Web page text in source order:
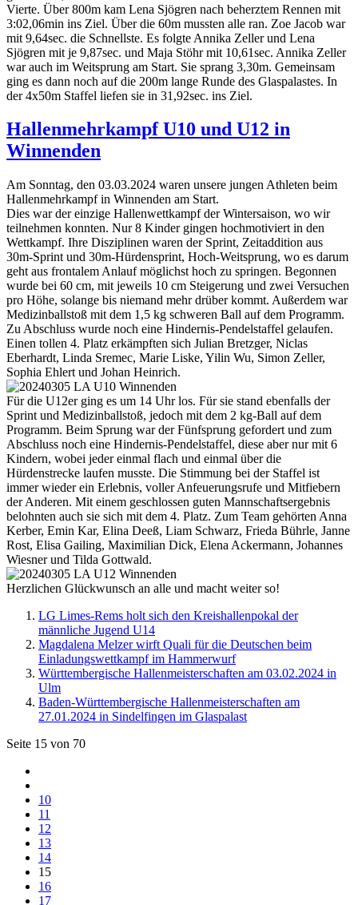
Vierte. Über 800m kam Lena Sjögren nach beherztem Rennen mit
3:02,06min ins Ziel. Über die 60m mussten alle ran. Zoe Jacob war
mit 9,64sec. die Schnellste. Es folgte Annika Zeller und Lena
Sjögren mit je 9,87sec. und Maja Stöhr mit 10,61sec. Annika Zeller
war auch im Weitsprung am Start. Sie sprang 3,30m. Gemeinsam
ging es dann noch auf die 200m lange Runde des Glaspalastes. In
der 4x50m Staffel liefen sie in 31,92sec. ins Ziel.
Hallenmehrkampf U10 und U12 in
Winnenden
Am Sonntag, den 03.03.2024 waren unsere jungen Athleten beim
Hallenmehrkampf in Winnenden am Start.
Dies war der einzige Hallenwettkampf der Wintersaison, wo wir
teilnehmen konnten. Nur 8 Kinder gingen hochmotiviert in den
Wettkampf. Ihre Disziplinen waren der Sprint, Zeitaddition aus
30m-Sprint und 30m-Hürdensprint, Hoch-Weitsprung, wo es darum
geht aus frontalem Anlauf möglichst hoch zu springen. Begonnen
wurde bei 60 cm, mit jeweils 10 cm Steigerung und zwei Versuchen
pro Höhe, solange bis niemand mehr drüber kommt. Außerdem war
Medizinballstoß mit dem 1,5 kg schweren Ball auf dem Programm.
Zu Abschluss wurde noch eine Hindernis-Pendelstaffel gelaufen.
Einen tollen 4. Platz erkämpften sich Julian Bretzger, Niclas
Eberhardt, Linda Sremec, Marie Liske, Yilin Wu, Simon Zeller,
Sophia Ehlert und Johan Heinrich.
Für die U12er ging es um 14 Uhr los. Für sie stand ebenfalls der
Sprint und Medizinballstoß, jedoch mit dem 2 kg-Ball auf dem
Programm. Beim Sprung war der Fünfsprung gefordert und zum
Abschluss noch eine Hindernis-Pendelstaffel, diese aber nur mit 6
Kindern, wobei jeder einmal flach und einmal über die
Hürdenstrecke laufen musste. Die Stimmung bei der Staffel ist
immer wieder ein Erlebnis, voller Anfeuerungsrufe und Mitfiebern
der Anderen. Mit einem geschlossen guten Mannschaftsergebnis
belohnten auch sie sich mit dem 4. Platz. Zum Team gehörten Anna
Kerber, Emin Kar, Elina Deeß, Liam Schwarz, Frieda Bührle, Janne
Rost, Elisa Gailing, Maximilian Dick, Elena Ackermann, Johannes
Wiesner und Tilda Gottwald.
Herzlichen Glückwunsch an alle und macht weiter so!
LG Limes-Rems holt sich den Kreishallenpokal der
männliche Jugend U14
Magdalena Melzer wirft Quali für die Deutschen beim
Einladungswettkampf im Hammerwurf
Württembergische Hallenmeisterschaften am 03.02.2024 in
Ulm
Baden-Württembergische Hallenmeisterschaften am
27.01.2024 in Sindelfingen im Glaspalast
Seite 15 von 70
10
11
12
13
14
15
16
17